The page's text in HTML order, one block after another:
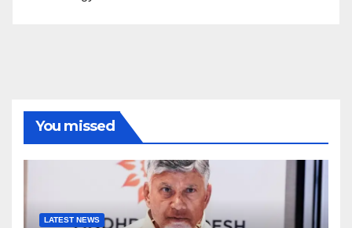
You missed
LATEST NEWS